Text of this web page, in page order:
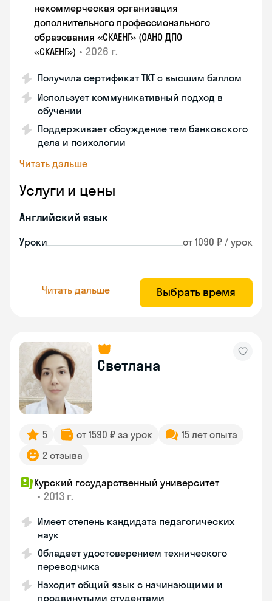
некоммерческая организация
дополнительного профессионального
образования «СКАЕНГ» (ОАНО ДПО
«СКАЕНГ») • 2026 г.
Получила сертификат TKT с высшим баллом
Использует коммуникативный подход в
обучении
Поддерживает обсуждение тем банковского
дела и психологии
Читать дальше
Услуги и цены
Английский язык
Уроки от 1090 ₽ / урок
Читать дальше Выбрать время
Светлана
5 от 1590 ₽ за урок
15 лет опыта
2 отзыва
Курский государственный университет
• 2013 г.
Имеет степень кандидата педагогических
наук
Обладает удостоверением технического
переводчика
Находит общий язык с начинающими и
продвинутыми студентами